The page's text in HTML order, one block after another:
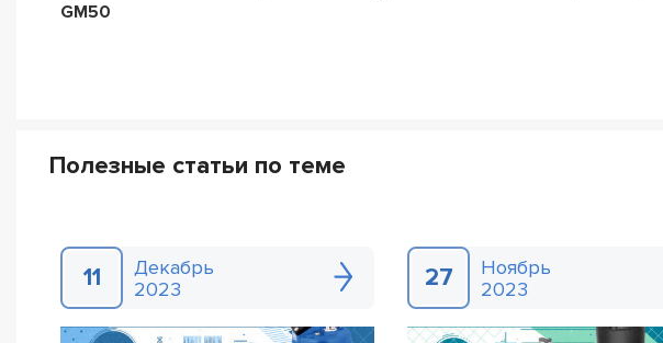
GM50
Полезные статьи по теме
11
Декабрь
2023
27
Ноябрь
2023